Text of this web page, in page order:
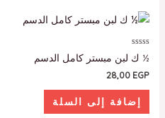
تم
التقييم
0
من
½ ك لبن مبستر كامل الدسم
28,00 EGP
إضافة إلى السلة